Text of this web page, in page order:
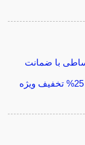
با ضمانت